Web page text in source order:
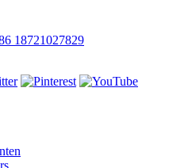
18721027829